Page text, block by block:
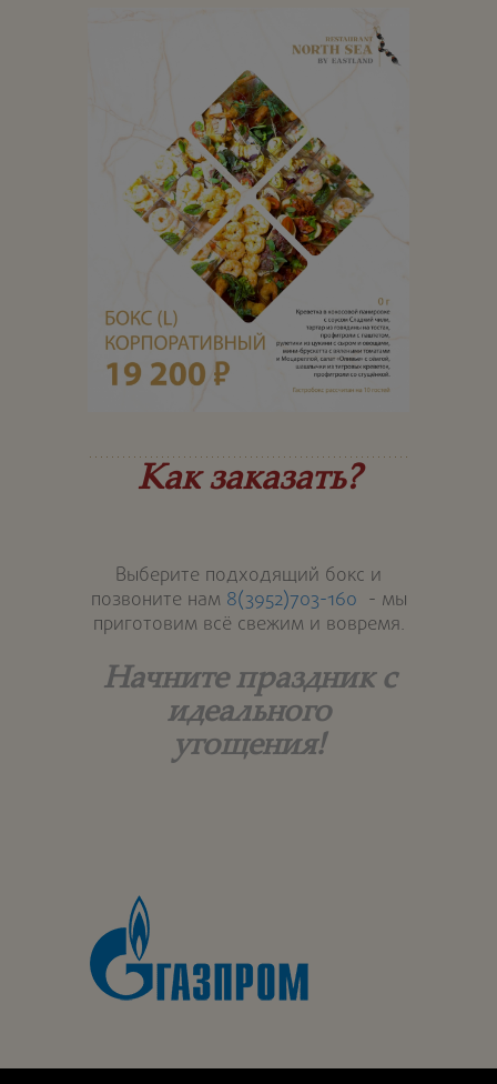
Как заказать?
Выберите подходящий бокс и
позвоните нам 8(3952)703-160 - мы
приготовим всё свежим и вовремя.
Начните праздник с
идеального
угощения!